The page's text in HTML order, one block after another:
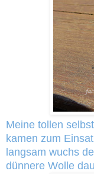
Meine tollen
kamen zum
langsam wuchs
dünnere Wolle